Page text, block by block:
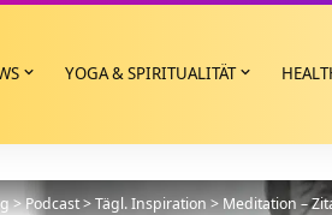
YOGA & SPIRITUALITÄT
>Podcast>Tägl. Inspiration > Meditation –